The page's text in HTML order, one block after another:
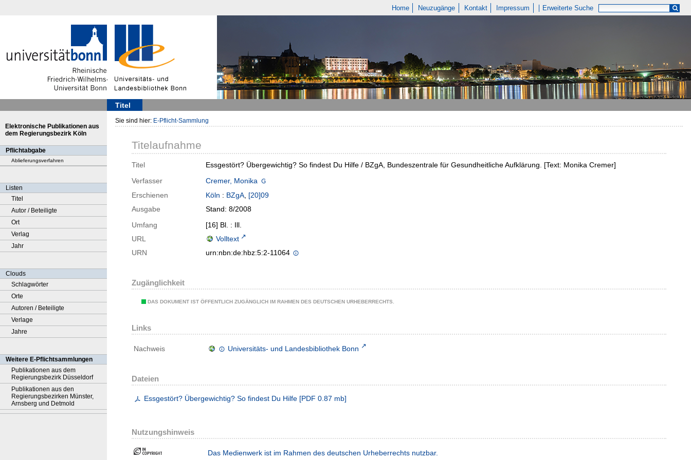
Home Neuzugänge Kontakt Impressum Erweiterte Suche
Titel
Elektronische Publikationen aus
dem Regierungsbezirk Köln
Pflichtabgabe
Ablieferungsverfahren
Listen
Titel
Autor / Beteiligte
Ort
Verlag
Jahr
Clouds
Schlagwörter
Orte
Autoren / Beteiligte
Verlage
Jahre
Weitere E-Pflichtsammlungen
Publikationen aus dem
Regierungsbezirk Düsseldorf
Publikationen aus den
Regierungsbezirken Münster,
Arnsberg und Detmold
Sie sind hier: E-Pflicht-Sammlung
Titelaufnahme
Titel
Essgestört? Übergewichtig? So findest Du Hilfe / BZgA, Bundeszentrale für Gesundheitliche Aufklärung. [Text: Monika Cremer]
Verfasser
Cremer, Monika
Erschienen
Köln : BZgA, [20]09
Ausgabe
Stand: 8/2008
Umfang
[16] Bl. : Ill.
URL
Volltext
URN
urn:nbn:de:hbz:5:2-11064
Zugänglichkeit
DAS DOKUMENT IST ÖFFENTLICH ZUGÄNGLICH IM RAHMEN DES DEUTSCHEN URHEBERRECHTS.
Links
Nachweis Universitäts- und Landesbibliothek Bonn
Dateien
Essgestört? Übergewichtig? So findest Du Hilfe [PDF 0.87 mb]
Nutzungshinweis
Das Medienwerk ist im Rahmen des deutschen Urheberrechts nutzbar.